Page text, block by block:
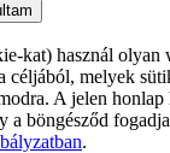
kat) használ olyan
céljából, melyek
A jelen honlap
a böngésződ
.